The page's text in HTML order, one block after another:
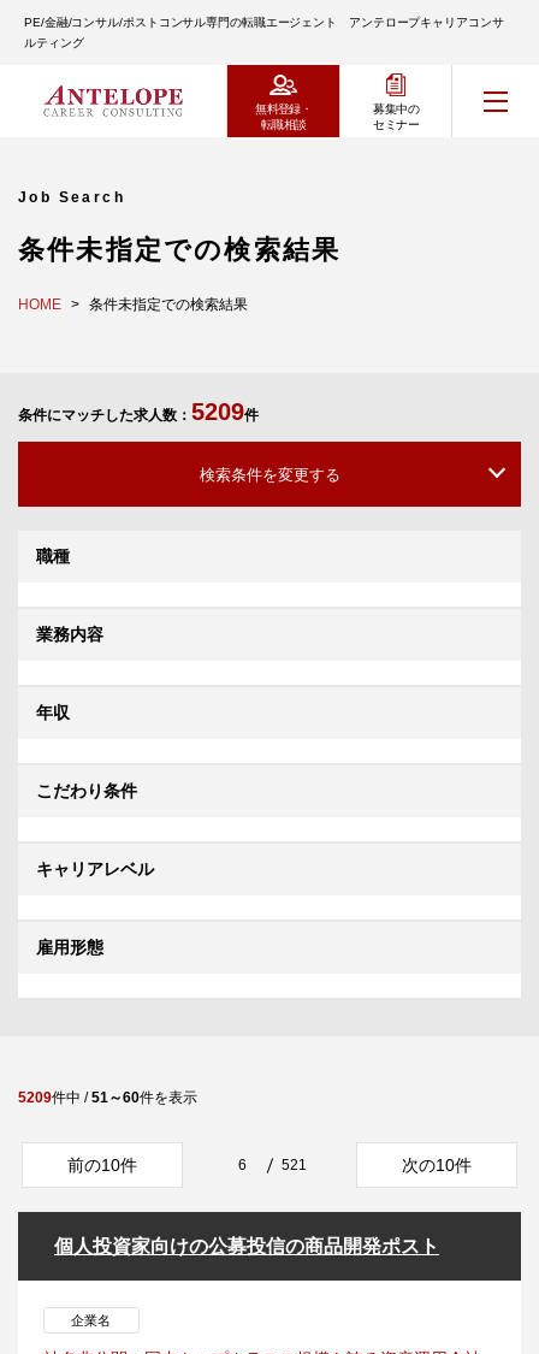
PE/金融/コンサル/ポストコンサル専門の転職エージェント アンテロープキャリアコンサ
ルティング
無料登録・
転職相談
募集中の
セミナー
Job Search
条件未指定での検索結果
HOME 条件未指定での検索結果
条件にマッチした求人数： 5209件
検索条件を変更する
職種
業務内容
年収
こだわり条件
キャリアレベル
雇用形態
5209件中 /51～60件を表示
前の10件 6 521 次の10件
個人投資家向けの公募投信の商品開発ポスト
企業名